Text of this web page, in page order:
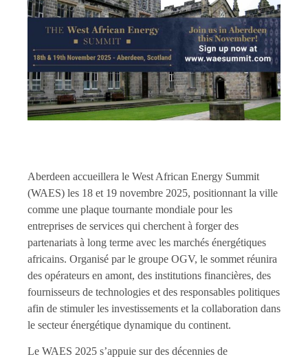
Aberdeen accueillera le West African Energy Summit
(WAES) les 18 et 19 novembre 2025, positionnant la ville
comme une plaque tournante mondiale pour les
entreprises de services qui cherchent à forger des
partenariats à long terme avec les marchés énergétiques
africains. Organisé par le groupe OGV, le sommet réunira
des opérateurs en amont, des institutions financières, des
fournisseurs de technologies et des responsables politiques
afin de stimuler les investissements et la collaboration dans
le secteur énergétique dynamique du continent.
Le WAES 2025 s’appuie sur des décennies de